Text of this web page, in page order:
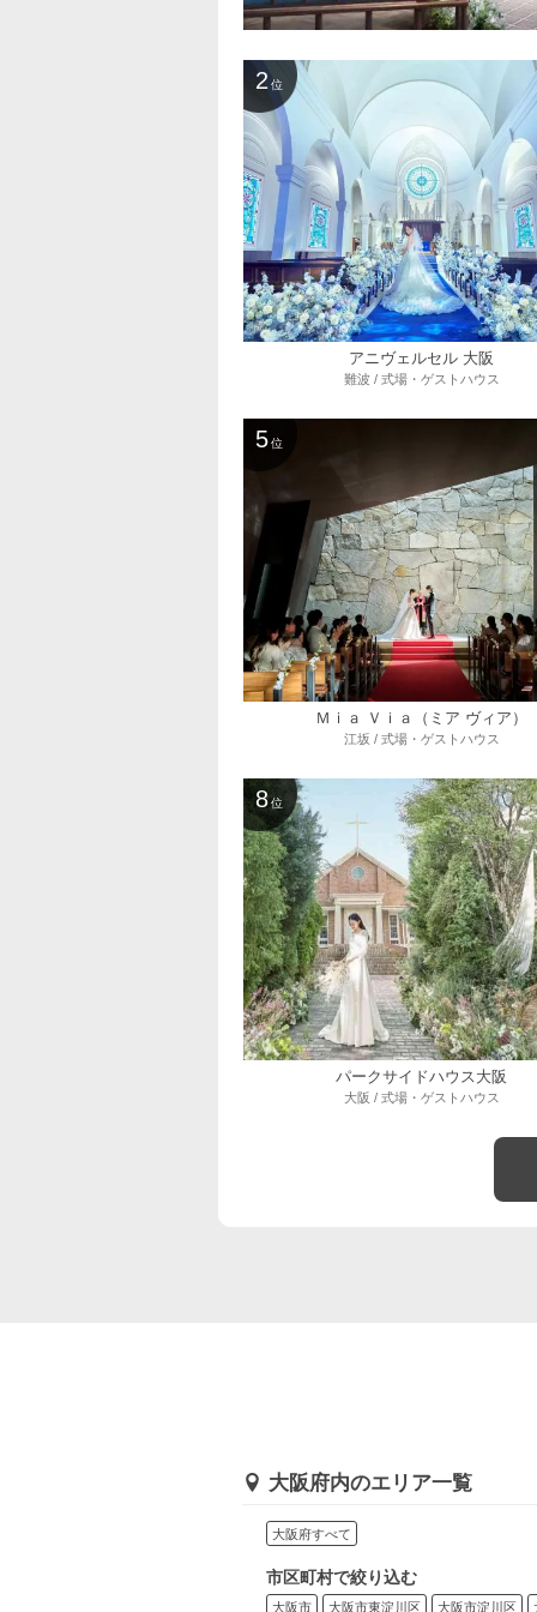
2 位
アニヴェルセル 大阪
難波 / 式場・ゲストハウス
5 位
Ｍｉａ Ｖｉａ（ミア ヴィア）
江坂 / 式場・ゲストハウス
8 位
パークサイドハウス大阪
大阪 / 式場・ゲストハウス
大阪府内のエリア一覧
大阪府すべて
市区町村で絞り込む
大阪市 大阪市東淀川区 大阪市淀川区